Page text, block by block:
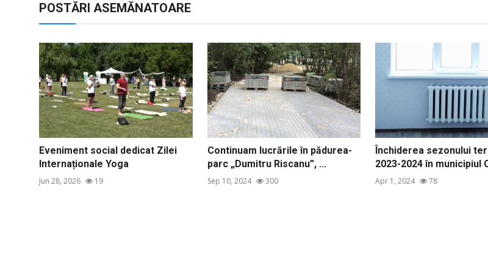
POSTĂRI ASEMĂNATOARE
Eveniment social dedicat Zilei
Internaționale Yoga
Jun 28, 2026 19
Continuam lucrările în pădurea-
parc „Dumitru Riscanu”, ...
Sep 10, 2024 300
Închiderea sezonului
2023-2024 în municipiul
Apr 1, 2024 78